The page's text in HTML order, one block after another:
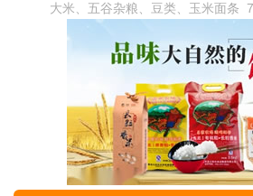
大米、五谷杂粮、豆类、玉米面条